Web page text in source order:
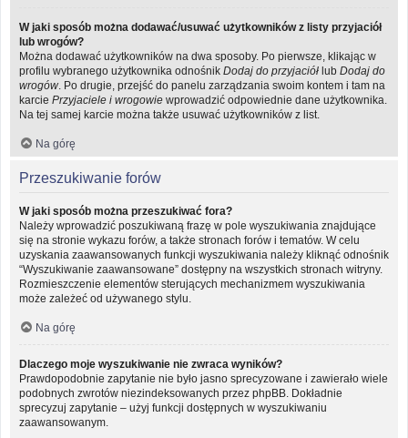
W jaki sposób można dodawać/usuwać użytkowników z listy przyjaciół
lub wrogów?
Można dodawać użytkowników na dwa sposoby. Po pierwsze, klikając w
profilu wybranego użytkownika odnośnik Dodaj do przyjaciół lub Dodaj do
wrogów . Po drugie, przejść do panelu zarządzania swoim kontem i tam na
karcie Przyjaciele i wrogowie wprowadzić odpowiednie dane użytkownika.
Na tej samej karcie można także usuwać użytkowników z list.
Na górę
Przeszukiwanie forów
W jaki sposób można przeszukiwać fora?
Należy wprowadzić poszukiwaną frazę w pole wyszukiwania znajdujące
się na stronie wykazu forów, a także stronach forów i tematów. W celu
uzyskania zaawansowanych funkcji wyszukiwania należy kliknąć odnośnik
“Wyszukiwanie zaawansowane” dostępny na wszystkich stronach witryny.
Rozmieszczenie elementów sterujących mechanizmem wyszukiwania
może zależeć od używanego stylu.
Na górę
Dlaczego moje wyszukiwanie nie zwraca wyników?
Prawdopodobnie zapytanie nie było jasno sprecyzowane i zawierało wiele
podobnych zwrotów niezindeksowanych przez phpBB. Dokładnie
sprecyzuj zapytanie – użyj funkcji dostępnych w wyszukiwaniu
zaawansowanym.